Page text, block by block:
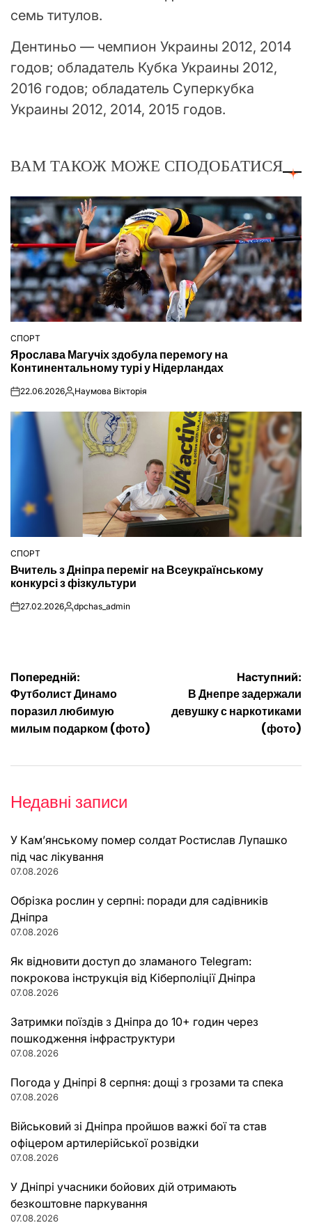
семь титулов.
Дентиньо — чемпион Украины 2012, 2014
годов; обладатель Кубка Украины 2012,
2016 годов; обладатель Суперкубка
Украины 2012, 2014, 2015 годов.
ВАМ ТАКОЖ МОЖЕ СПОДОБАТИСЯ
ОПУБЛІКУВАТИ
У
СПОРТ
Ярослава Магучіх здобула перемогу на
Континентальному турі у Нідерландах
on22.06.2026Опубліковано
Наумова Вікторія
ОПУБЛІКУВАТИ
У
СПОРТ
Вчитель з Дніпра переміг на Всеукраїнському
конкурсі з фізкультури
on27.02.2026Опубліковано
dpchas_admin
Навігація
записів
Попередній:
Футболист Динамо
поразил любимую
милым подарком (фото)
Наступний:
В Днепре задержали
девушку с наркотиками
(фото)
Недавні записи
У Кам’янському помер солдат Ростислав Лупашко
під час лікування
07.08.2026
Обрізка рослин у серпні: поради для садівників
Дніпра
07.08.2026
Як відновити доступ до зламаного Telegram:
покрокова інструкція від Кіберполіції Дніпра
07.08.2026
Затримки поїздів з Дніпра до 10+ годин через
пошкодження інфраструктури
07.08.2026
Погода у Дніпрі 8 серпня: дощі з грозами та спека
07.08.2026
Військовий зі Дніпра пройшов важкі бої та став
офіцером артилерійської розвідки
07.08.2026
У Дніпрі учасники бойових дій отримають
безкоштовне паркування
07.08.2026